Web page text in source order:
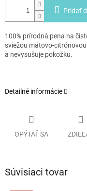
Pridať
100% prírodná pena na
sviežou mätovo-
a nevysušuje pokožku.
Detailné informácie
OPÝTAŤ SA
Súvisiaci tovar